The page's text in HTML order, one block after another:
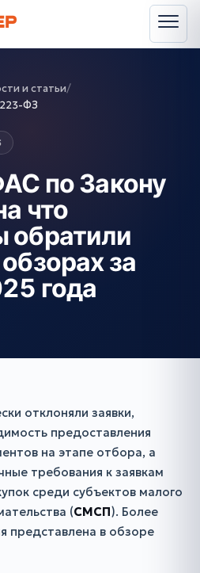
и статьи/
ФЗ
по Закону
что
обратили
за
года
отклоняли заявки,
предоставления
на этапе отбора, а
требования к заявкам
среди субъектов малого
(СМСП). Более
представлена в обзоре